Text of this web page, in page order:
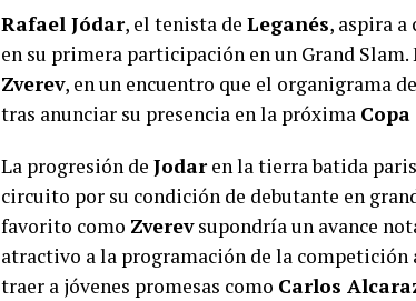
Rafael Jódar, el tenista de Leganés, aspira a
en su primera participación en un Grand
Zverev, en un encuentro que el organigrama
tras anunciar su presencia en la próxima
La progresión de Jodaren la tierra batida
circuito por su condición de debutante en
favorito como Zverevsupondría un avance
atractivo a la programación de la competición
traer a jóvenes promesas como Carlos